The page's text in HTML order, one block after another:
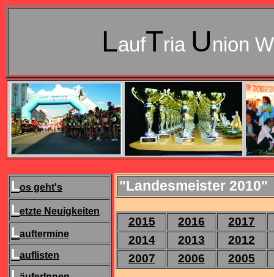
LaufTria Union
Los geht's
Letzte Neuigkeiten
Lauftermine
Lauflisten
"Landesmeister 2010"
2015 2016
2017
2014
2013
2012
2007
2006 2005